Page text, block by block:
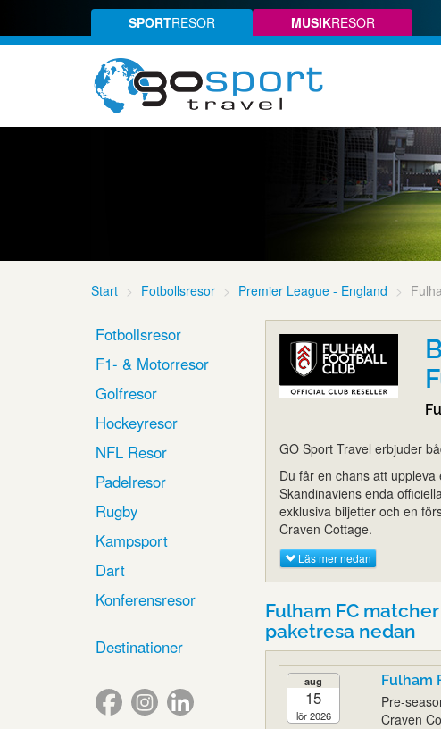
SPORTRESOR MUSIKRESOR
Start Fotbollsresor Premier League - England
Fotbollsresor
F1- & Motorresor
Golfresor
Hockeyresor
NFL Resor
Padelresor
Rugby
Kampsport
Dart
Konferensresor
Destinationer
GO Sport Travel erbjuder
Du får en chans att
Skandinaviens enda
exklusiva biljetter och en
Craven Cottage.
Läs mer nedan
Fulham FC
paketresa nedan
aug
15
lör 2026
Fulham
Pre-
Craven